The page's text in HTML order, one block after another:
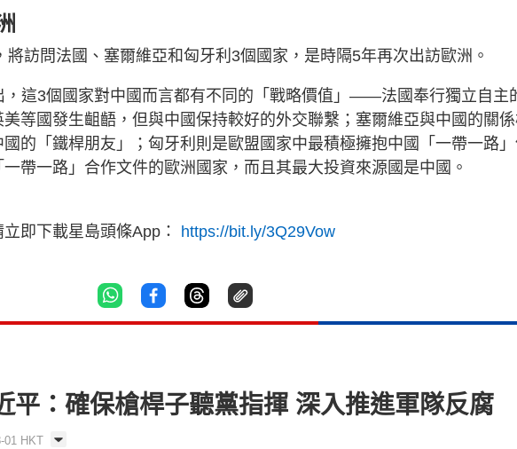
訪問法國、塞爾維亞和匈牙利3個國家，是時隔5年再次出訪歐洲。
，這3個國家對中國而言都有不同的「戰略價值」——法國奉行獨立自主
美等國發生齟齬，但與中國保持較好的外交聯繫；塞爾維亞與中國的關
的「鐵桿朋友」；匈牙利則是歐盟國家中最積極擁抱中國「一帶一路
帶一路」合作文件的歐洲國家，而且其最大投資來源國是中國。
即下載星島頭條App： https://bit.ly/3Q29Vow
平：確保槍桿子聽黨指揮 深入推進軍隊反腐
01 HKT